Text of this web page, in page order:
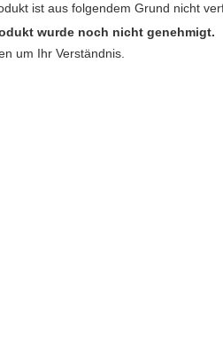
ist aus folgendem Grund nicht
wurde noch nicht genehmigt.
um Ihr Verständnis.